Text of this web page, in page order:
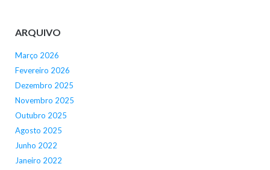
ARQUIVO
Março 2026
Fevereiro 2026
Dezembro 2025
Novembro 2025
Outubro 2025
Agosto 2025
Junho 2022
Janeiro 2022